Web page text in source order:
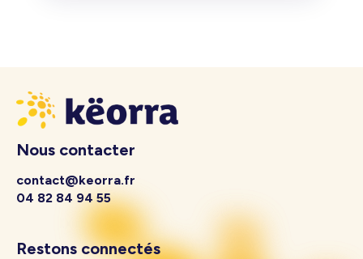
Nous contacter
contact@keorra.fr
04 82 84 94 55
Restons connectés